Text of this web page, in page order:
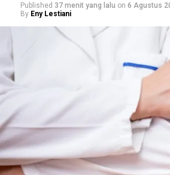
Published 37 menit yang lalu on 6 Agustus
By Eny Lestiani